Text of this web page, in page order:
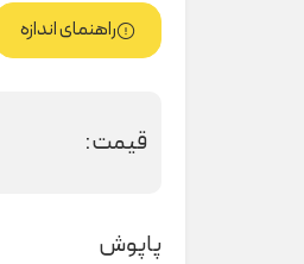
راهنمای اندازه
قیمت:
پاپوش